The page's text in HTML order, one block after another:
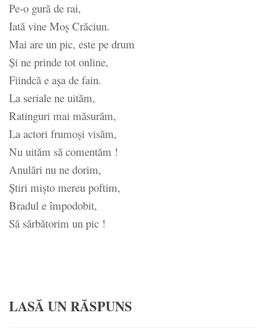
Pe-o gură de rai,
Iată vine Moș Crăciun.
Mai are un pic, este pe drum
Și ne prinde tot online,
Fiindcă e așa de fain.
La seriale ne uităm,
Ratinguri mai măsurăm,
La actori frumoși visăm,
Nu uităm să comentăm !
Anulări nu ne dorim,
Știri mișto mereu poftim,
Bradul e împodobit,
Să sărbătorim un pic !
LASĂ UN RĂSPUNS